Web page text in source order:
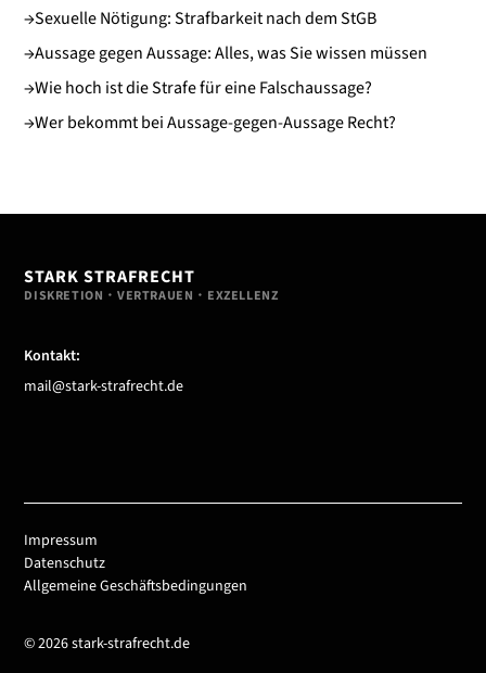
→Sexuelle Nötigung: Strafbarkeit nach dem StGB
→Aussage gegen Aussage: Alles, was Sie wissen müssen
→Wie hoch ist die Strafe für eine Falschaussage?
→Wer bekommt bei Aussage-gegen-Aussage Recht?
STARK STRAFRECHT
DISKRETION・VERTRAUEN・EXZELLENZ
Kontakt:
mail@stark-strafrecht.de
© 2026 stark-strafrecht.de
Impressum
Datenschutz
Allgemeine Geschäfts­bedingungen